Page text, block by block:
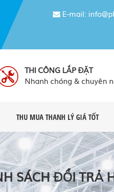
E-mail:
THI CÔNG LẮP ĐẶT
Nhanh chóng & chuyên
THU MUA THANH LÝ GIÁ TỐT
SÁCH ĐỔI TRẢ